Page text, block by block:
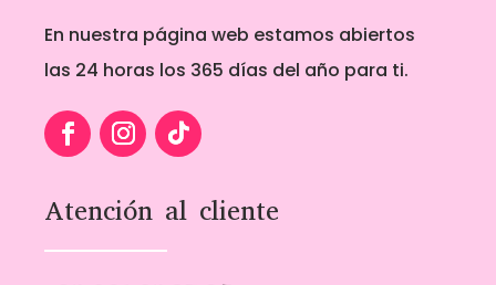
En nuestra página web estamos abiertos
las 24 horas los 365 días del año para ti.
Atención al cliente